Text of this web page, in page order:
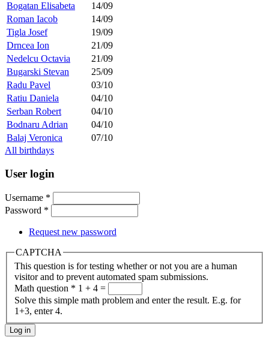
Bogatan Elisabeta
14/09
Roman Iacob
14/09
Tigla Josef
19/09
Drncea Ion
21/09
Nedelcu Octavia
21/09
Bugarski Stevan
25/09
Radu Pavel
03/10
Ratiu Daniela
04/10
Serban Robert
04/10
Bodnaru Adrian
04/10
Balaj Veronica
07/10
All birthdays
User login
Username *
Password *
Request new password
CAPTCHA
This question is for testing whether or not you are a human
visitor and to prevent automated spam submissions.
Math question * 1 + 4 =
Solve this simple math problem and enter the result. E.g. for
1+3, enter 4.